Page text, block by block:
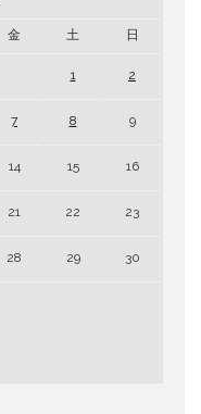
金 土 日
1 2
7 8 9
14 15 16
21 22 23
28 29 30